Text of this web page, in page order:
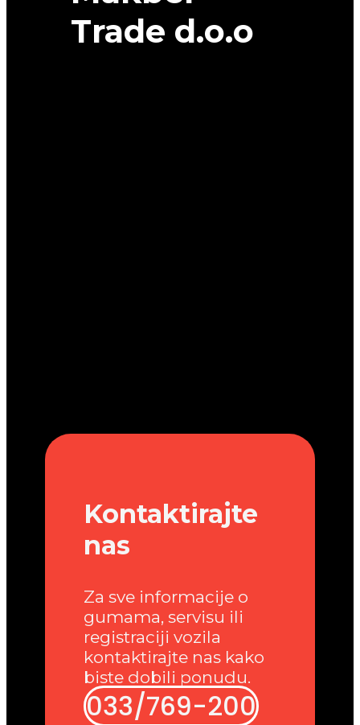
Trade d.o.o
Kontaktirajte
nas
Za sve informacije o
gumama, servisu ili
registraciji vozila
kontaktirajte nas kako
biste dobili ponudu.
033/769-200